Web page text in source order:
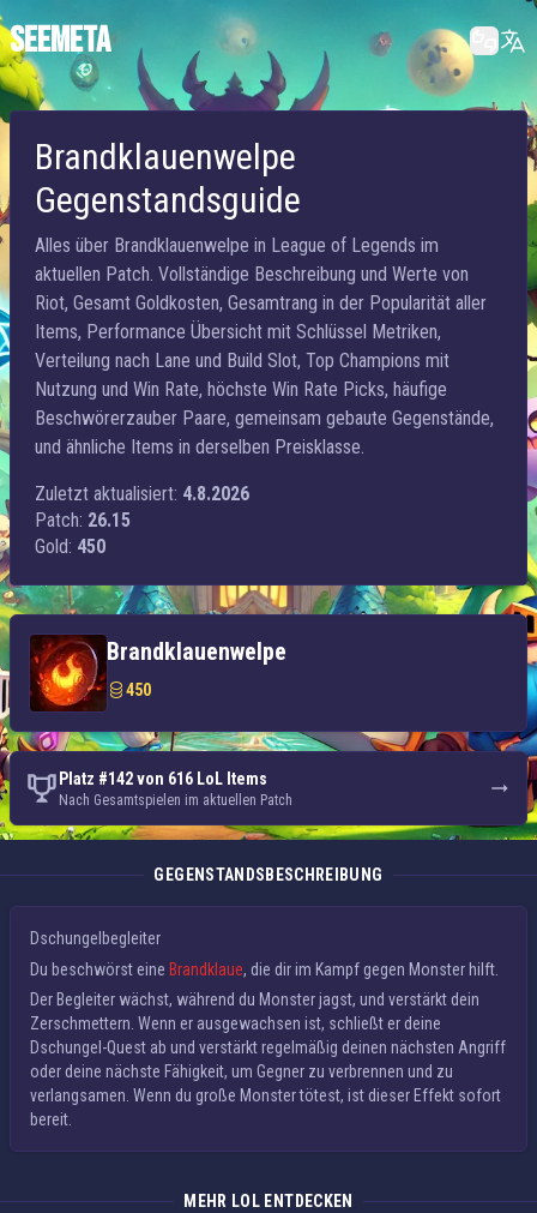
SEEMETA
Brandklauenwelpe
Gegenstandsguide
Alles über Brandklauenwelpe in League of Legends im
aktuellen Patch. Vollständige Beschreibung und Werte von
Riot, Gesamt Goldkosten, Gesamtrang in der Popularität aller
Items, Performance Übersicht mit Schlüssel Metriken,
Verteilung nach Lane und Build Slot, Top Champions mit
Nutzung und Win Rate, höchste Win Rate Picks, häufige
Beschwörerzauber Paare, gemeinsam gebaute Gegenstände,
und ähnliche Items in derselben Preisklasse.
Zuletzt aktualisiert: 4.8.2026
Patch: 26.15
Gold: 450
Brandklauenwelpe
450
Platz #142 von 616 LoL Items
Nach Gesamtspielen im aktuellen Patch
GEGENSTANDSBESCHREIBUNG
Dschungelbegleiter
Du beschwörst eine Brandklaue, die dir im Kampf gegen Monster hilft.
Der Begleiter wächst, während du Monster jagst, und verstärkt dein
Zerschmettern . Wenn er ausgewachsen ist, schließt er deine
Dschungel-Quest ab und verstärkt regelmäßig deinen nächsten Angriff
oder deine nächste Fähigkeit, um Gegner zu verbrennen und zu
verlangsamen . Wenn du große Monster tötest, ist dieser Effekt sofort
bereit.
MEHR LOL ENTDECKEN